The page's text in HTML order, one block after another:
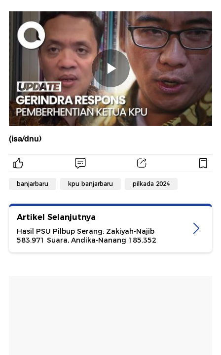
(isa/dnu)
banjarbaru kpu banjarbaru pilkada 2024
Artikel Selanjutnya
Hasil PSU Pilbup Serang: Zakiyah-Najib
583.971 Suara, Andika-Nanang 185.352